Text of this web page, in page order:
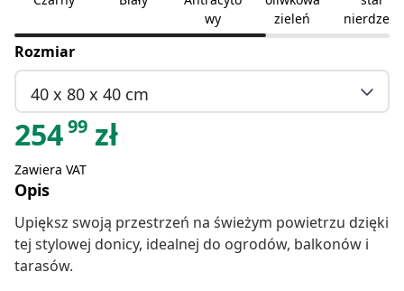
wy
zieleń
nierdzew
na
Rozmiar
40 x 80 x 40 cm
25499 zł
Zawiera VAT
Opis
Upiększ swoją przestrzeń na świeżym powietrzu dzięki
tej stylowej donicy, idealnej do ogrodów, balkonów i
tarasów.